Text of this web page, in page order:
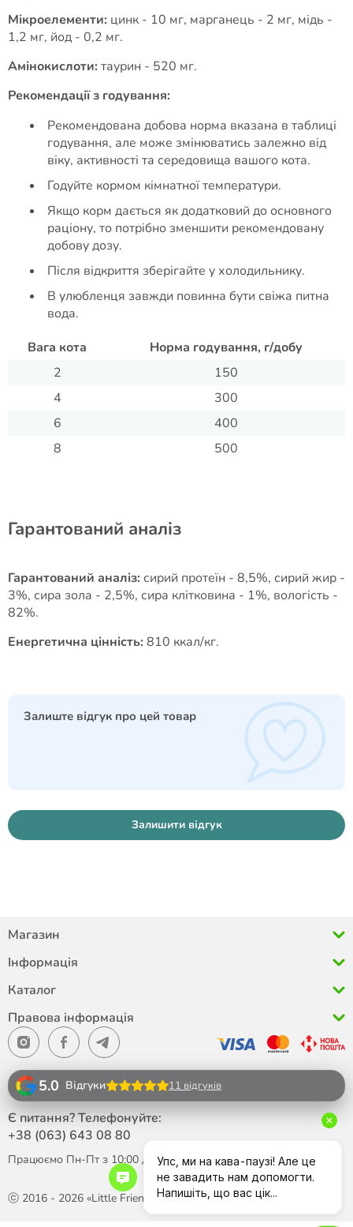
Мікроелементи: цинк - 10 мг, марганець - 2 мг, мідь -
1,2 мг, йод - 0,2 мг.
Амінокислоти: таурин - 520 мг.
Рекомендації з годування:
Рекомендована добова норма вказана в таблиці
годування, але може змінюватись залежно від
віку, активності та середовища вашого кота.
Годуйте кормом кімнатної температури.
Якщо корм дається як додатковий до основного
раціону, то потрібно зменшити рекомендовану
добову дозу.
Після відкриття зберігайте у холодильнику.
В улюбленця завжди повинна бути свіжа питна
вода.
Вага кота
Норма годування, г/добу
2
150
4
300
6
400
8
500
Гарантований аналіз
Гарантований аналіз: сирий протеїн - 8,5%, сирий жир -
3%, сира зола - 2,5%, сира клітковина - 1%, вологість -
82%.
Енергетична цінність: 810 ккал/кг.
Залиште відгук про цей товар
Залишити відгук
Магазин
Інформація
Каталог
Правова інформація
ⓒ 2016 - 2026 «Little Friend»
5.0 Відгуки 11 відгуків
Є питання? Телефонуйте:
+38 (063) 643 08 80
Працюємо Пн-Пт з 10:00 до 18:00